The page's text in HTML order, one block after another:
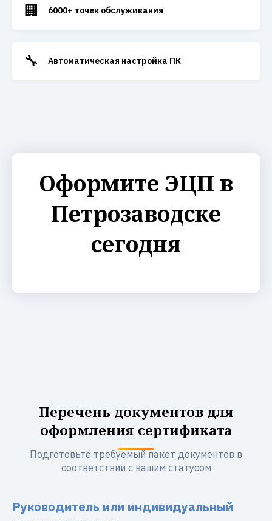
🏢 6000+ точек обслуживания
🔧 Автоматическая настройка ПК
Оформите ЭЦП в
Петрозаводске
сегодня
Перечень документов для
оформления сертификата
Подготовьте требуемый пакет документов в
соответствии с вашим статусом
Руководитель или индивидуальный